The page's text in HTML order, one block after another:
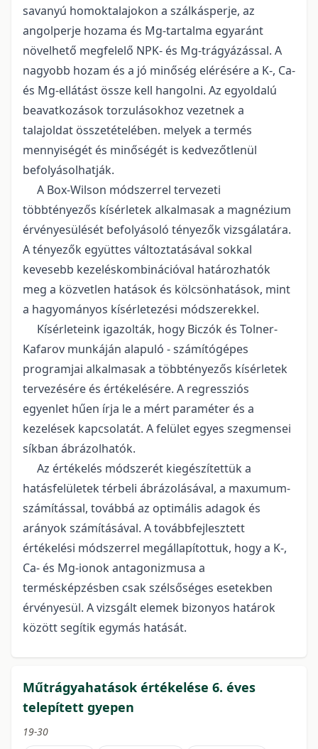
savanyú homoktalajokon a szálkásperje, az
angolperje hozama és Mg-tartalma egyaránt
növelhető megfelelő NPK- és Mg-trágyázással. A
nagyobb hozam és a jó minőség elérésére a K-, Ca-
és Mg-ellátást össze kell hangolni. Az egyoldalú
beavatkozások torzulásokhoz vezetnek a
talajoldat összetételében. melyek a termés
mennyiségét és minőségét is kedvezőtlenül
befolyásolhatják.
A Box-Wilson módszerrel tervezeti
többtényezős kísérletek alkalmasak a magnézium
érvényesülését befolyásoló tényezők vizsgálatára.
A tényezők együttes változtatásával sokkal
kevesebb kezeléskombinációval határozhatók
meg a közvetlen hatások és kölcsönhatások, mint
a hagyományos kísérletezési módszerekkel.
Kísérleteink igazolták, hogy Biczók és Tolner-
Kafarov munkáján alapuló - számítógépes
programjai alkalmasak a többtényezős kísérletek
tervezésére és értékelésére. A regressziós
egyenlet hűen írja le a mért paraméter és a
kezelések kapcsolatát. A felület egyes szegmensei
síkban ábrázolhatók.
Az értékelés módszerét kiegészítettük a
hatásfelületek térbeli ábrázolásával, a maxumum-
számítással, továbbá az optimális adagok és
arányok számításával. A továbbfejlesztett
értékelési módszerrel megállapítottuk, hogy a K-,
Ca- és Mg-ionok antagonizmusa a
termésképzésben csak szélsőséges esetekben
érvényesül. A vizsgált elemek bizonyos határok
között segítik egymás hatását.
Műtrágyahatások értékelése 6. éves
telepített gyepen
19-30